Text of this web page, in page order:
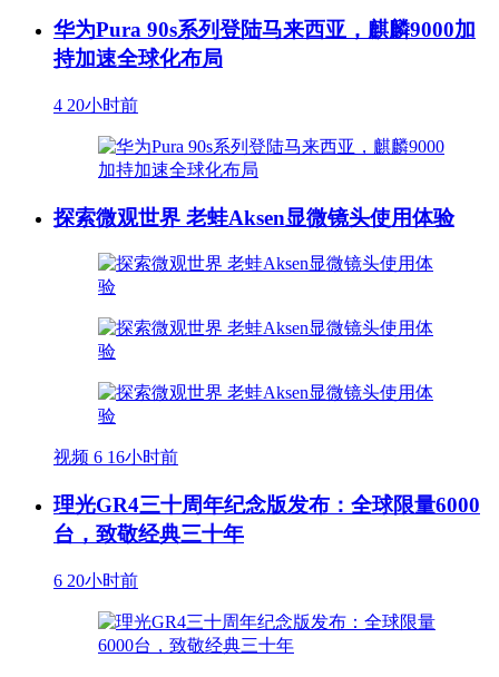
华为Pura 90s系列登陆马来西亚，麒麟9000加
持加速全球化布局
4 20小时前
探索微观世界 老蛙Aksen显微镜头使用体验
视频 6 16小时前
理光GR4三十周年纪念版发布：全球限量6000
台，致敬经典三十年
6 20小时前